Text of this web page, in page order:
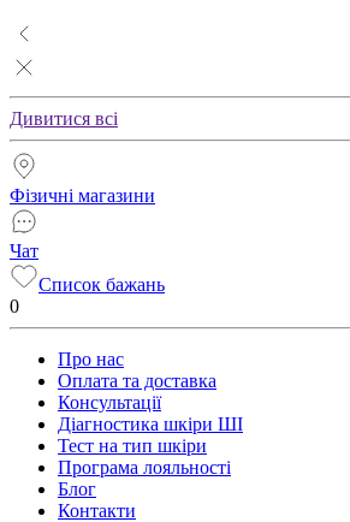
Дивитися всі
Фізичні магазини
Чат
Список бажань
0
Про нас
Оплата та доставка
Консультації
Діагностика шкіри ШІ
Тест на тип шкіри
Програма лояльності
Блог
Контакти